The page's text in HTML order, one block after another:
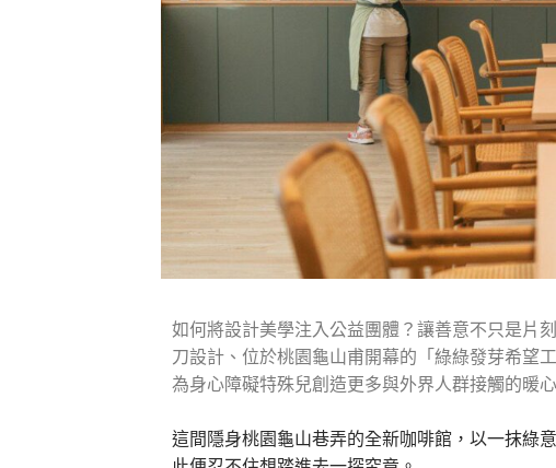
如何將設計美學注入公益團體？讓善意不只是片
刀設計、位於桃園龜山甫開幕的「綠綠發芽希望
為身心障礙特殊兒創造更多與外界人群接觸的暖
這間隱身桃園龜山巷弄的全新咖啡館，以一抹綠